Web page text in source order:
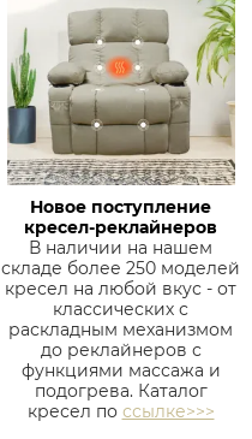
Новое поступление
кресел-реклайнеров
В наличии на нашем
складе более 250 моделей
кресел на любой вкус - от
классических с
раскладным механизмом
до реклайнеров с
функциями массажа и
подогрева. Каталог
кресел по ссылке>>>